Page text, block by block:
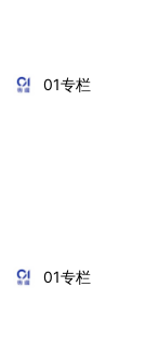
01专栏
01专栏